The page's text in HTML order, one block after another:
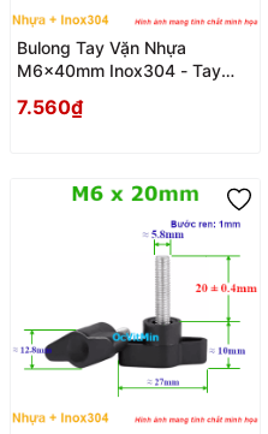
Bulong Tay Vặn Nhựa
M6x40mm Inox304 - Tay
7.560₫